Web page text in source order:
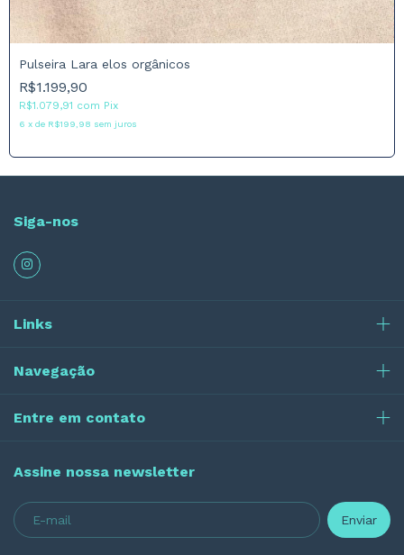
Pulseira Lara elos orgânicos
R$1.199,90
R$1.079,91 com Pix
6 x de R$199,98 sem juros
Siga-nos
Links
Navegação
Entre em contato
Assine nossa newsletter